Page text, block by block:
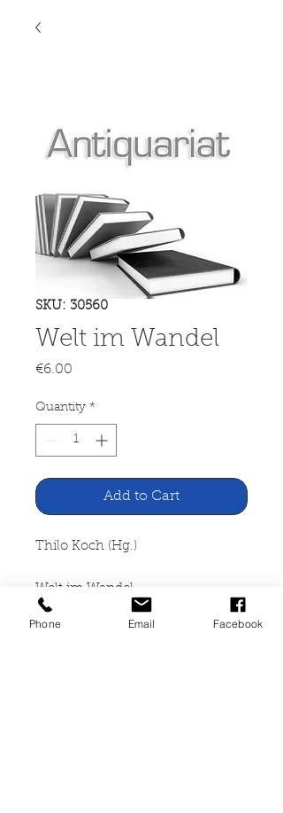
SKU: 30560
Welt im Wandel
€6.00
Quantity *
Add to Cart
Thilo Koch (Hg.)
Welt im Wandel
Bruckmann Verlag, München
Phone Email Facebook